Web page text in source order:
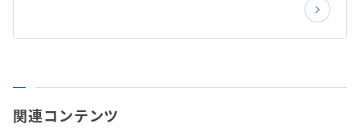
関連コンテンツ